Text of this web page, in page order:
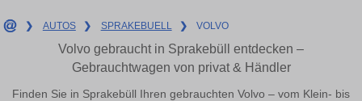
❯ AUTOS ❯ SPRAKEBUELL ❯ VOLVO
Volvo gebraucht in Sprakebüll entdecken –
Gebrauchtwagen von privat & Händler
Finden Sie in Sprakebüll Ihren gebrauchten Volvo – vom Klein- bis